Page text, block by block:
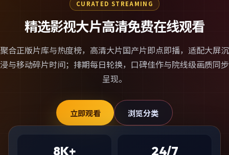
CURATED STREAMING
精选影视大片高清免费在线观看
聚合正版片库与热度榜， 高清大片国产片即点即播，适配大屏沉
浸与移动碎片时间；排期每日轮换，口碑佳作与院线级画质同步
呈现。
立即观看 浏览分类
8K+ 24/7